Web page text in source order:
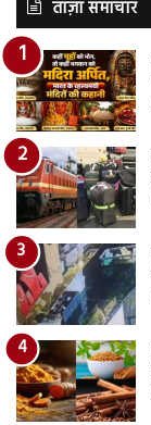
ताज़ा समाचार